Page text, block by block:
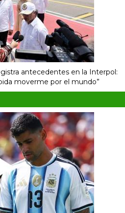
antecedentes en la Interpol:
moverme por el mundo”